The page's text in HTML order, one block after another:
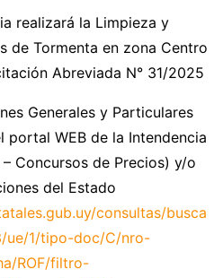
realizará la Limpieza y
de Tormenta en zona Centro
Abreviada N° 31/2025
Generales y Particulares
portal WEB de la Intendencia
Concursos de Precios) y/o
del Estado
consultas/busca
ue/1/tipo-doc/C/nro-
ROF/filtro-